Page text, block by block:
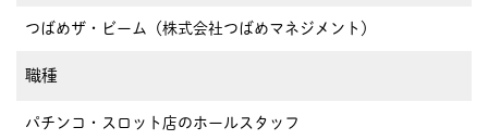
つばめザ・ビーム（株式会社つばめマネジメント）
職種
パチンコ・スロット店のホールスタッフ